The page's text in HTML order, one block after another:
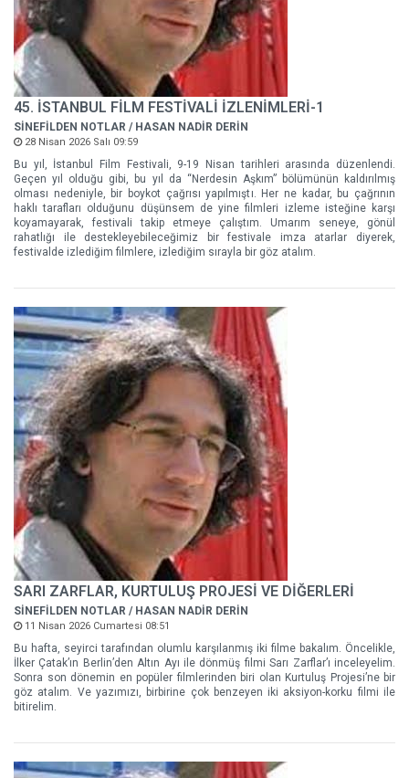
45. İSTANBUL FİLM FESTİVALİ İZLENİMLERİ-1
SİNEFİLDEN NOTLAR / HASAN NADİR DERİN
28 Nisan 2026 Salı 09:59
Bu yıl, İstanbul Film Festivali, 9-19 Nisan tarihleri arasında düzenlendi.
Geçen yıl olduğu gibi, bu yıl da “Nerdesin Aşkım” bölümünün kaldırılmış
olması nedeniyle, bir boykot çağrısı yapılmıştı. Her ne kadar, bu çağrının
haklı tarafları olduğunu düşünsem de yine filmleri izleme isteğine karşı
koyamayarak, festivali takip etmeye çalıştım. Umarım seneye, gönül
rahatlığı ile destekleyebileceğimiz bir festivale imza atarlar diyerek,
festivalde izlediğim filmlere, izlediğim sırayla bir göz atalım.
SARI ZARFLAR, KURTULUŞ PROJESİ VE DİĞERLERİ
SİNEFİLDEN NOTLAR / HASAN NADİR DERİN
11 Nisan 2026 Cumartesi 08:51
Bu hafta, seyirci tarafından olumlu karşılanmış iki filme bakalım. Öncelikle,
İlker Çatak’ın Berlin’den Altın Ayı ile dönmüş filmi Sarı Zarflar’ı inceleyelim.
Sonra son dönemin en popüler filmlerinden biri olan Kurtuluş Projesi’ne bir
göz atalım. Ve yazımızı, birbirine çok benzeyen iki aksiyon-korku filmi ile
bitirelim.